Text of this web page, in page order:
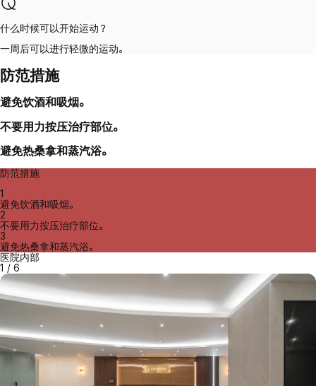
什么时候可以开始运动？
一周后可以进行轻微的运动。
防范措施
避免饮酒和吸烟。
不要用力按压治疗部位。
避免热桑拿和蒸汽浴。
防范措施
1
避免饮酒和吸烟。
2
不要用力按压治疗部位。
3
避免热桑拿和蒸汽浴。
医院内部
1 / 6